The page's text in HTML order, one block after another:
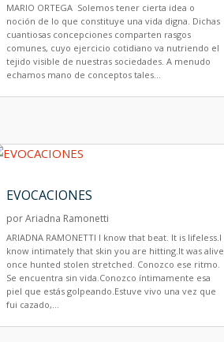
MARIO ORTEGA Solemos tener cierta idea o
noción de lo que constituye una vida digna. Dichas
cuantiosas concepciones comparten rasgos
comunes, cuyo ejercicio cotidiano va nutriendo el
tejido visible de nuestras sociedades. A menudo
echamos mano de conceptos tales...
EVOCACIONES
porAriadna Ramonetti
ARIADNA RAMONETTI I know that beat. It is lifeless.I
know intimately that skin you are hitting.It was alive
once hunted stolen stretched. Conozco ese ritmo.
Se encuentra sin vida.Conozco íntimamente esa
piel que estás golpeando.Estuve vivo una vez que
fui cazado,...